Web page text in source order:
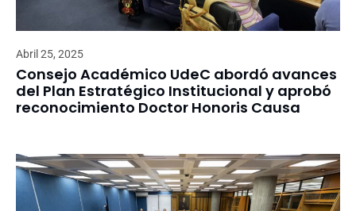
Abril 25, 2025
Consejo Académico UdeC abordó avances
del Plan Estratégico Institucional y aprobó
reconocimiento Doctor Honoris Causa